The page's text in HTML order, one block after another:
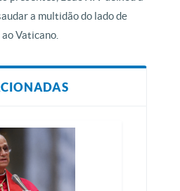
a multidão do lado de
Vaticano.